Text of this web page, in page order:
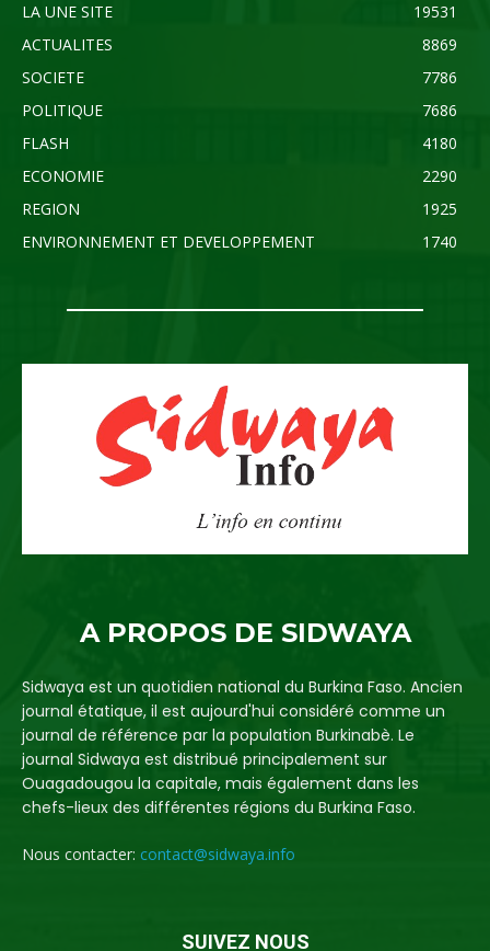
LA UNE SITE
19531
ACTUALITES
8869
SOCIETE
7786
POLITIQUE
7686
FLASH
4180
ECONOMIE
2290
REGION
1925
ENVIRONNEMENT ET DEVELOPPEMENT
1740
A PROPOS DE SIDWAYA
Sidwaya est un quotidien national du Burkina Faso. Ancien
journal étatique, il est aujourd'hui considéré comme un
journal de référence par la population Burkinabè. Le
journal Sidwaya est distribué principalement sur
Ouagadougou la capitale, mais également dans les
chefs-lieux des différentes régions du Burkina Faso.
Nous contacter: contact@sidwaya.info
SUIVEZ NOUS